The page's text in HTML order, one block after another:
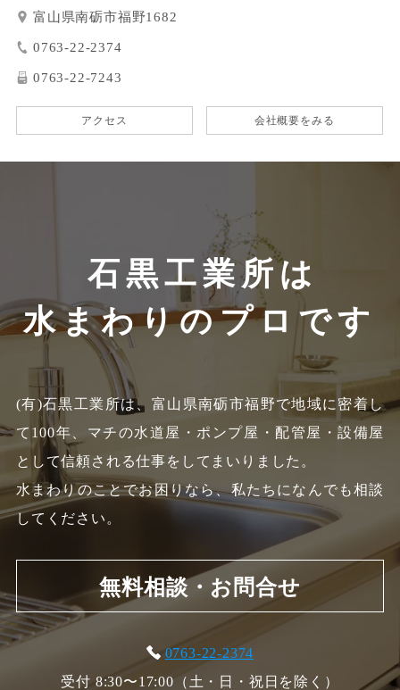
富山県南砺市福野1682
0763-22-2374
0763-22-7243
アクセス 会社概要をみる
石黒工業所は
水まわりのプロです
(有)石黒工業所は、富山県南砺市福野で地域に密着し
て100年、 マチの水道屋・ポンプ屋・配管屋・設備屋
として信頼される仕事をしてまいりました。
水まわりのことでお困りなら、私たちになんでも相談
してください。
無料相談・お問合せ
0763-22-2374
受付 8:30〜17:00（土・日・祝日を除く）